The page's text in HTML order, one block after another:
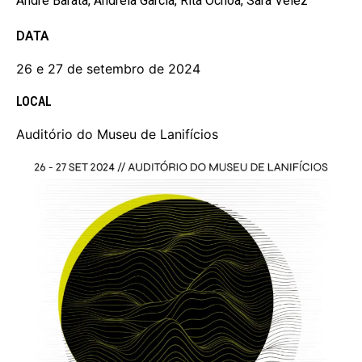
DATA
26 e 27 de setembro de 2024
LOCAL
Auditório do Museu de Lanifícios